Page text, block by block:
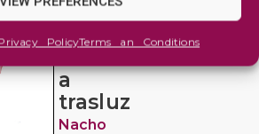
PolicyTerms an Conditions
El
a
trasluz
Nacho